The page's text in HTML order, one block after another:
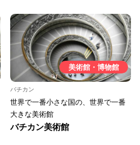
美術館・博物館
バチカン
世界で一番小さな国の、世界で一番
大きな美術館
バチカン美術館